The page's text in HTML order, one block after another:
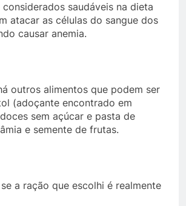
saudáveis na dieta
atacar as células do sangue dos
causar anemia.
outros alimentos que podem ser
(adoçante encontrado em
sem açúcar e pasta de
e semente de frutas.
a ração que escolhi é realmente